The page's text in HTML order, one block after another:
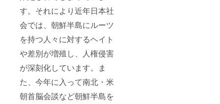
す。それにより近年日本社
会では、朝鮮半島にルーツ
を持つ人々に対するヘイト
や差別が増殖し、人権侵害
が深刻化しています。ま
た、今年に入って南北・米
朝首脳会談など朝鮮半島を